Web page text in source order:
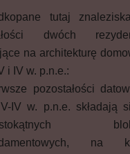
tutaj
dwóch
na architekturę
i IV w. p.n.e.:
pozostałości
IV w. p.n.e. składają
na